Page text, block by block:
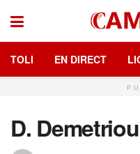
TOLI EN DIRECT
D. Demetriou